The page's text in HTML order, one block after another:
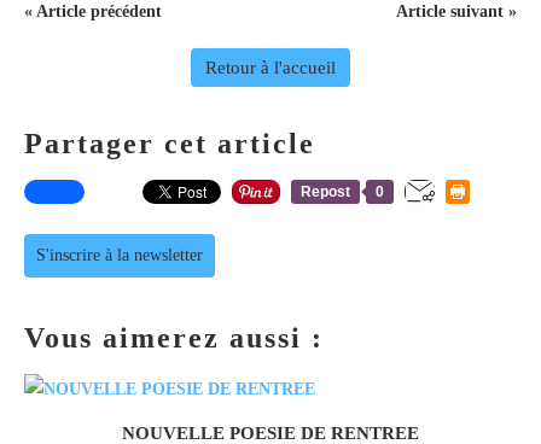
« Article précédent Article suivant »
Retour à l'accueil
Partager cet article
Repost 0
S'inscrire à la newsletter
Vous aimerez aussi :
NOUVELLE POESIE DE RENTREE